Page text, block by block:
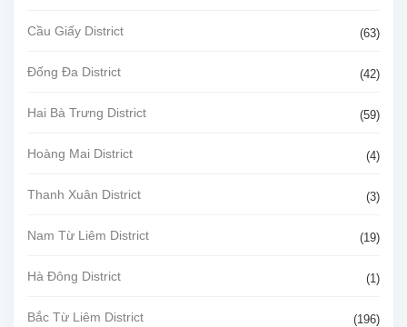
Cầu Giấy District (63)
Đống Đa District (42)
Hai Bà Trưng District (59)
Hoàng Mai District (4)
Thanh Xuân District (3)
Nam Từ Liêm District (19)
Hà Đông District (1)
Bắc Từ Liêm District (196)